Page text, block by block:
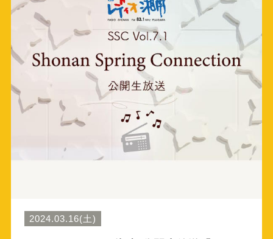
2024.03.16(土)